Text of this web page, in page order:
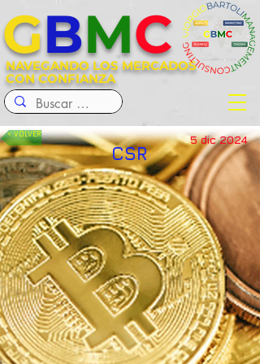
NAVEGANDO LOS MERCADOS
CON CONFIANZA
GBMC
< VOLVER
CSR
5 dic 2024